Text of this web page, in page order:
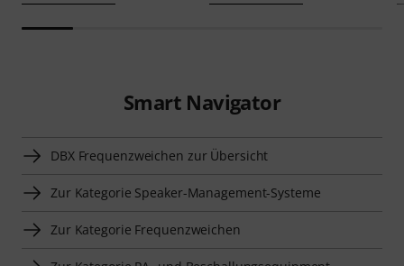
Smart Navigator
DBX Frequenzweichen zur Übersicht
Zur Kategorie Speaker-Management-Systeme
Zur Kategorie Frequenzweichen